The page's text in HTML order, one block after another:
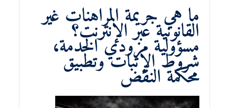
ما هي جريمة المراهنات غير
القانونية عبر الإنترنت؟
مسؤولية مزودي الخدمة،
شروط الإثبات وتطبيق
محكمة النقض